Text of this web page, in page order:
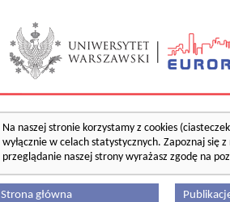
Na naszej stronie korzystamy z cookies
wyłącznie w celach statystycznych. Zapoznaj się z
przeglądanie naszej strony wyrażasz zgodę na
Strona główna